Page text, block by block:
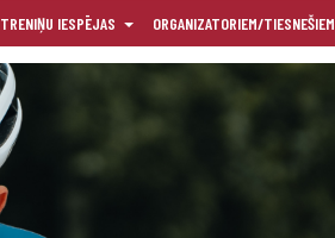
TRENIŅU IESPĒJAS ORGANIZATORIEM/TIESNEŠIEM